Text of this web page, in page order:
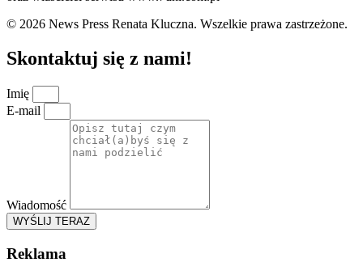
© 2026 News Press Renata Kluczna. Wszelkie prawa zastrzeżone.
Skontaktuj się z nami!
Imię
E-mail
Wiadomość
WYŚLIJ TERAZ
Reklama